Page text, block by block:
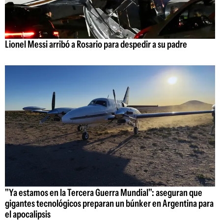
Lionel Messi arribó a Rosario para despedir a su padre
"Ya estamos en la Tercera Guerra Mundial": aseguran que
gigantes tecnológicos preparan un búnker en Argentina para
el apocalipsis